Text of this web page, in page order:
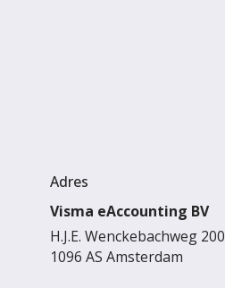
Adres
Visma eAccounting BV
H.J.E. Wenckebachweg 200
1096 AS Amsterdam